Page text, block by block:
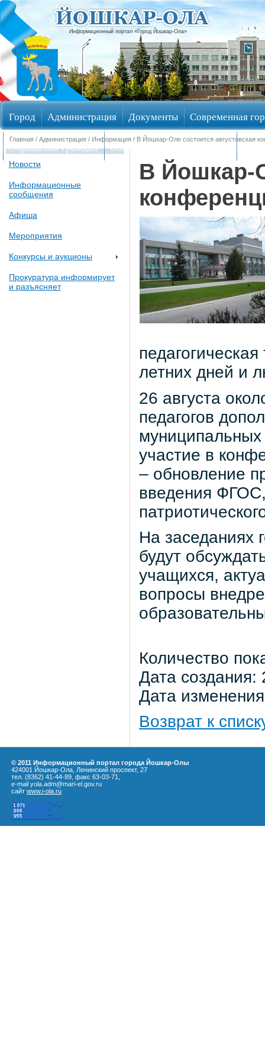
Информационный портал «Город Йошкар-Ола»
Город Администрация Документы Современная
Обращения граждан Общественные обсуждения
Главная / Администрация / Информация / В Йошкар-Оле состоится августовская
Новости
Информационные
сообщения
Афиша
Мероприятия
Конкурсы и аукционы
Прокуратура информирует
и разъясняет
В Йошкар-
летних дней и
26 августа
педагогов
участие в
– обновление
введения
На заседаниях
будут
учащихся,
вопросы
Количество
Дата
Дата
Возврат к
© 2011 Информационный портал города Йошкар-Олы
424001 Йошкар-Ола, Ленинский проспект, 27
тел. (8362) 41-44-89, факс 63-03-71,
e-mail yola.adm@mari-el.gov.ru
сайт www.i-ola.ru